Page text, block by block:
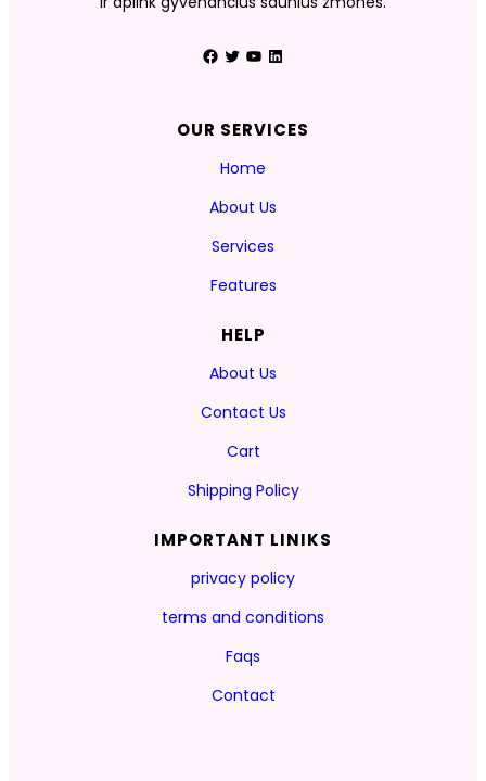
Facebook Twitter YouTube LinkedIn
OUR SERVICES
Home
About Us
Services
Features
HELP
About Us
Contact Us
Cart
Shipping Policy
IMPORTANT LINIKS
privacy policy
terms and conditions
Faqs
Contact